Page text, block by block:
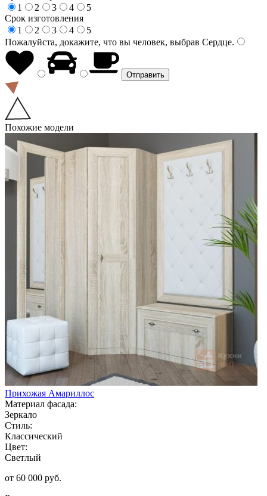
1
2 3 4
5
Срок изготовления
1
2 3 4
5
Пожалуйста, докажите, что вы человек, выбрав Сердце.
Похожие модели
Прихожая Амариллос
Материал фасада:
Зеркало
Стиль:
Классический
Цвет:
Светлый
от 60 000 руб.